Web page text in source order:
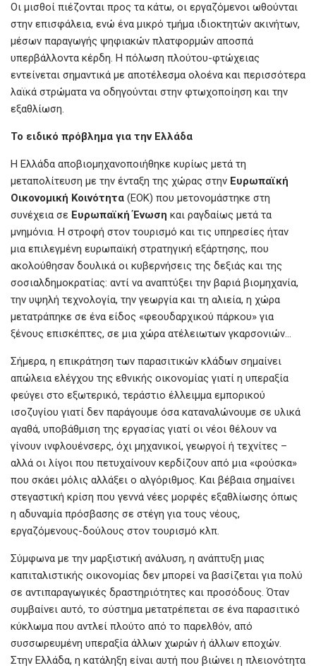
Οι μισθοί πιέζονται προς τα κάτω, οι εργαζόμενοι ωθούνται
στην επισφάλεια, ενώ ένα μικρό τμήμα ιδιοκτητών ακινήτων,
μέσων παραγωγής ψηφιακών πλατφορμών αποσπά
υπερβάλλοντα κέρδη. Η πόλωση πλούτου-φτώχειας
εντείνεται σημαντικά με αποτέλεσμα ολοένα και περισσότερα
λαϊκά στρώματα να οδηγούνται στην φτωχοποίηση και την
εξαθλίωση.
Το ειδικό πρόβλημα για την Ελλάδα
Η Ελλάδα αποβιομηχανοποιήθηκε κυρίως μετά τη
μεταπολίτευση με την ένταξη της χώρας στην Ευρωπαϊκή
Οικονομική Κοινότητα (ΕΟΚ) που μετονομάστηκε στη
συνέχεια σε ΕυρωπαϊκήΈνωση και ραγδαίως μετά τα
μνημόνια. Η στροφή στον τουρισμό και τις υπηρεσίες ήταν
μια επιλεγμένη ευρωπαϊκή στρατηγική εξάρτησης, που
ακολούθησαν δουλικά οι κυβερνήσεις της δεξιάς και της
σοσιαλδημοκρατίας: αντί να αναπτύξει την βαριά βιομηχανία,
την υψηλή τεχνολογία, την γεωργία και τη αλιεία, η χώρα
μετατράπηκε σε ένα είδος «φεουδαρχικού πάρκου» για
ξένους επισκέπτες, σε μια χώρα ατέλειωτων γκαρσονιών…
Σήμερα, η επικράτηση των παρασιτικών κλάδων σημαίνει
απώλεια ελέγχου της εθνικής οικονομίας γιατί η υπεραξία
φεύγει στο εξωτερικό, τεράστιο έλλειμμα εμπορικού
ισοζυγίου γιατί δεν παράγουμε όσα καταναλώνουμε σε υλικά
αγαθά, υποβάθμιση της εργασίας γιατί οι νέοι θέλουν να
γίνουν ινφλουένσερς, όχι μηχανικοί, γεωργοί ή τεχνίτες –
αλλά οι λίγοι που πετυχαίνουν κερδίζουν από μια «φούσκα»
που σκάει μόλις αλλάξει ο αλγόριθμος. Και βέβαια σημαίνει
στεγαστική κρίση που γεννά νέες μορφές εξαθλίωσης όπως
η αδυναμία πρόσβασης σε στέγη για τους νέους,
εργαζόμενους-δούλους στον τουρισμό κλπ.
Σύμφωνα με την μαρξιστική ανάλυση, η ανάπτυξη μιας
καπιταλιστικής οικονομίας δεν μπορεί να βασίζεται για πολύ
σε αντιπαραγωγικές δραστηριότητες και προσόδους. Όταν
συμβαίνει αυτό, το σύστημα μετατρέπεται σε ένα παρασιτικό
κύκλωμα που αντλεί πλούτο από το παρελθόν, από
συσσωρευμένη υπεραξία άλλων χωρών ή άλλων εποχών.
Στην Ελλάδα, η κατάληξη είναι αυτή που βιώνει η πλειονότητα